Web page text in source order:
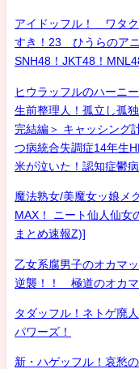
アイドッフル！ ワタ
すき！23 ひうらのア
SNH48！JKT48！
ヒウラッフルのハーニ
生前整理人！孤立し孤
完結編＞ キャッシング
つ病統合失調症14年生
米が泣いた！認知症鬱
魔法熟女/美魔女ッ娘メ
MAX！ ニート仙人仙女
まとめ速報Z)]
乙女系腐男子のオカマ
逆襲！！ 極道のオカマ
タダッフル！ネトゲ廃
パワーズ！
新・ハゲッフル！哀愁